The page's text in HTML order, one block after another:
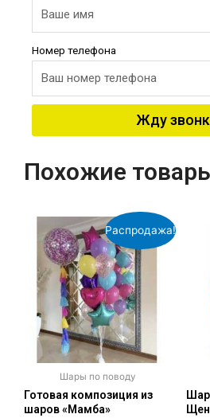
Номер телефона
Жду
Похожие
Распродажа!
Шары по поводу
Готовая композиция из
шаров «Мамба»
Шар